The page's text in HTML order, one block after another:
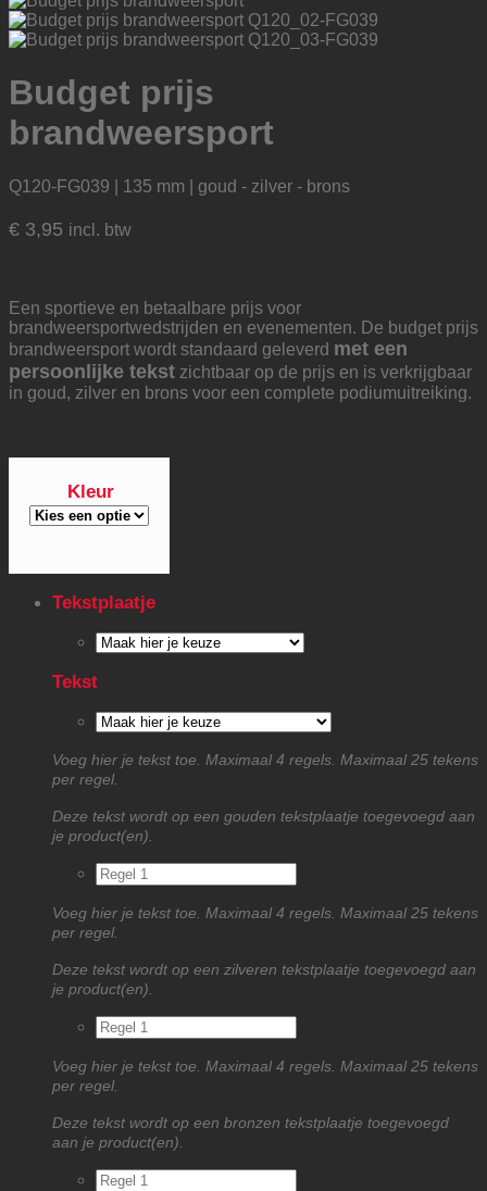
Budget prijs
brandweersport
Q120-FG039 | 135 mm | goud - zilver - brons
€ 3,95 incl. btw
Een sportieve en betaalbare prijs voor
brandweersportwedstrijden en evenementen. De budget prijs
brandweersport wordt standaard geleverd met een
persoonlijke tekst zichtbaar op de prijs en is verkrijgbaar
in goud, zilver en brons voor een complete podiumuitreiking.
Kleur
Tekstplaatje
Tekst
Voeg hier je tekst toe. Maximaal 4 regels. Maximaal 25 tekens
per regel.
Deze tekst wordt op een gouden tekstplaatje toegevoegd aan
je product(en).
Voeg hier je tekst toe. Maximaal 4 regels. Maximaal 25 tekens
per regel.
Deze tekst wordt op een zilveren tekstplaatje toegevoegd aan
je product(en).
Voeg hier je tekst toe. Maximaal 4 regels. Maximaal 25 tekens
per regel.
Deze tekst wordt op een bronzen tekstplaatje toegevoegd
aan je product(en).